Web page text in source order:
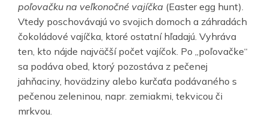
poľovačku na veľkonočné vajíčka (Easter egg hunt).
Vtedy poschovávajú vo svojich domoch a záhradách
čokoládové vajíčka, ktoré ostatní hľadajú. Vyhráva
ten, kto nájde najväčší počet vajíčok. Po „poľovačke“
sa podáva obed, ktorý pozostáva z pečenej
jahňaciny, hovädziny alebo kurčaťa podávaného s
pečenou zeleninou, napr. zemiakmi, tekvicou či
mrkvou.